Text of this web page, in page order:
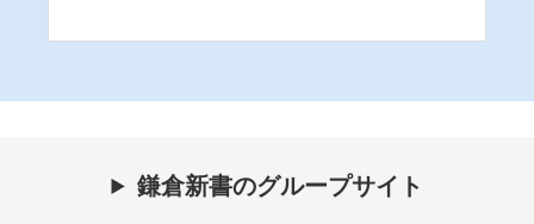
鎌倉新書のグループサイト